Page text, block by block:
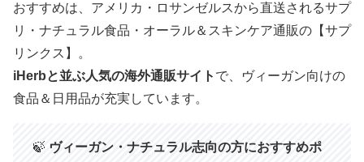
おすすめは、アメリカ・ロサンゼルスから直送されるサプ
リ・ナチュラル食品・オーラル＆スキンケア通販の【サプ
リンクス】。
iHerbと並ぶ人気の海外通販サイト で、ヴィーガン向けの
食品＆日用品が充実しています。
🍃 ヴィーガン・ナチュラル志向の方におすすめポ